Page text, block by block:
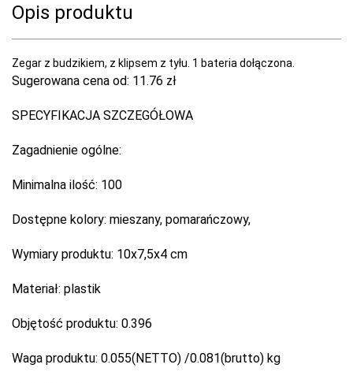
Opis produktu
Zegar z budzikiem, z klipsem z tyłu. 1 bateria dołączona.
Sugerowana cena od: 11.76 zł
SPECYFIKACJA SZCZEGÓŁOWA
Zagadnienie ogólne:
Minimalna ilość: 100
Dostępne kolory: mieszany, pomarańczowy,
Wymiary produktu: 10x7,5x4 cm
Materiał: plastik
Objętość produktu: 0.396
Waga produktu: 0.055(NETTO) /0.081(brutto) kg